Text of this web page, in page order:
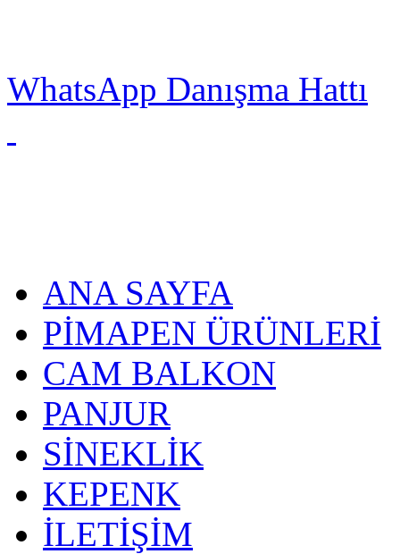
WhatsApp Danışma Hattı
ANA SAYFA
PİMAPEN ÜRÜNLERİ
CAM BALKON
PANJUR
SİNEKLİK
KEPENK
İLETİŞİM